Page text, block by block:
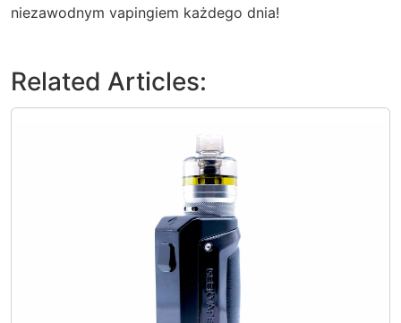
niezawodnym vapingiem każdego dnia!
Related Articles: